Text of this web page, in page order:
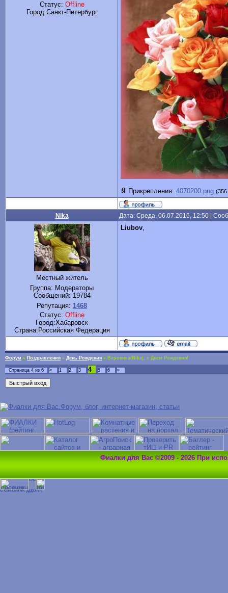
Статус: Offline
Город:Санкт-Петербург
Прикрепления: 4070200.png
Nika Дата: Среда, 06.07.2016, 12:50 |
Местный житель
Группа: Модераторы
Сообщений: 19784
Репутация: 1468
Статус: Offline
Город:Хабаровск
Cтрана:Российская Федерация
Liubov,
Форум » Поздравления » День Рождения » Вероника(Nika), с Днем Рождения!
Страница 4 из 6 « 1 2 3 4 5 6 »
Фиалки для Вас ©2009 - 2026 При